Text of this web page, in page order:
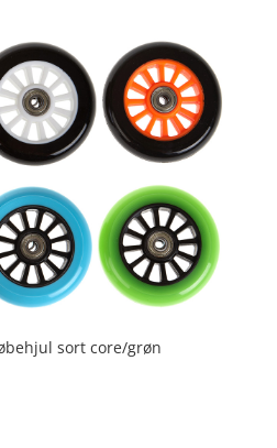
sort core/grøn